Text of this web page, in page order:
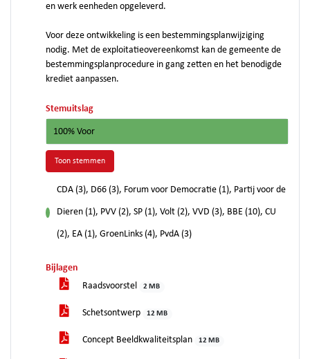
en werk eenheden opgeleverd.
Voor deze ontwikkeling is een bestemmingsplanwijziging
nodig. Met de exploitatieovereenkomst kan de gemeente de
bestemmingsplanprocedure in gang zetten en het benodigde
krediet aanpassen.
Stemuitslag
100% Voor
Toon stemmen
CDA (3), D66 (3), Forum voor Democratie (1), Partij voor de
Dieren (1), PVV (2), SP (1), Volt (2), VVD (3), BBE (10), CU
(2), EA (1), GroenLinks (4), PvdA (3)
Bijlagen
Raadsvoorstel
2 MB
Schetsontwerp 12 MB
Concept Beeldkwaliteitsplan 12 MB